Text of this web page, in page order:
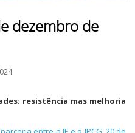
dezembro de
resistência mas melhoria